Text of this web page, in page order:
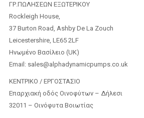
ΓΡ.ΠΩΛΗΣΕΩΝ ΕΞΩΤΕΡΙΚΟΥ
Rockleigh House,
37 Burton Road, Ashby De La Zouch
Leicestershire, LE65 2LF
Ηνωμένο Βασίλειο (UK)
Email: sales@alphadynamicpumps.co.uk
KENTΡIKO / ΕΡΓΟΣΤΑΣΙΟ
Επαρχιακή οδός Οινοφύτων – Δήλεσι
32011 – Οινόφυτα Βοιωτίας